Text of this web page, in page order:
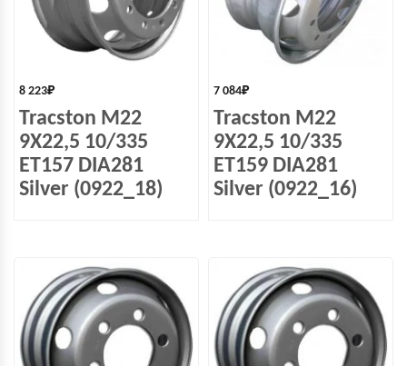
8 223₽
Tracston M22
9X22,5 10/335
ET157 DIA281
Silver (0922_18)
7 084₽
Tracston M22
9X22,5 10/335
ET159 DIA281
Silver (0922_16)